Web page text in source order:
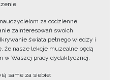
za codzienne
zainteresowań swoich
świata pełnego wiedzy i
że nasze lekcje muzealne będą
w Waszej pracy dydaktycznej.
same za siebie: